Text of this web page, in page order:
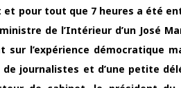
et pour tout que 7 heures a été
de l’Intérieur d’un José
sur l’expérience démocratique
de journalistes et d’une petite